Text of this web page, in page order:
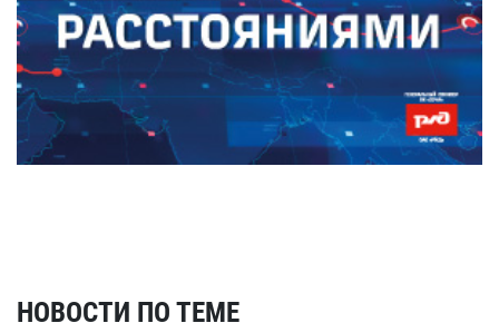
НОВОСТИ ПО ТЕМЕ